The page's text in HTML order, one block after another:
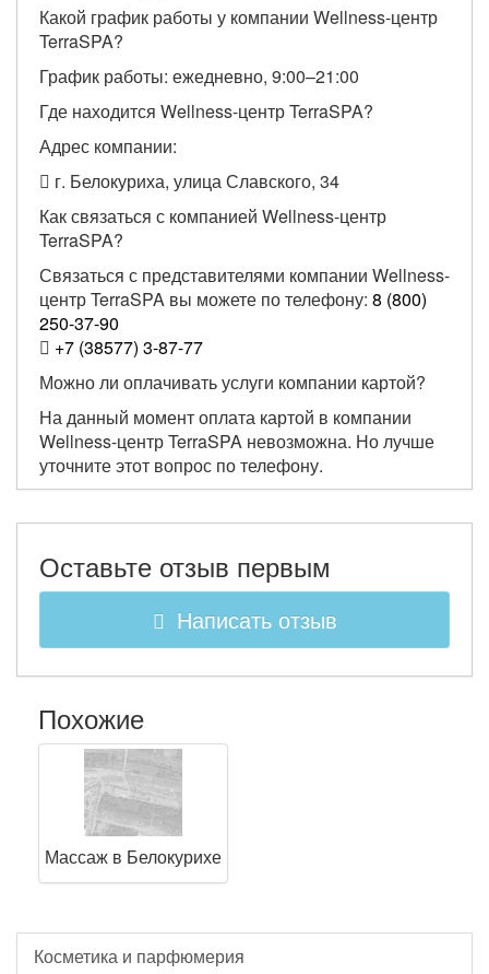
Какой график работы у компании Wellness-центр
TerraSPA?
График работы: ежедневно, 9:00–21:00
Где находится Wellness-центр TerraSPA?
Адрес компании:
г. Белокуриха, улица Славского, 34
Как связаться с компанией Wellness-центр
TerraSPA?
Связаться с представителями компании Wellness-
центр TerraSPA вы можете по телефону: 8 (800)
250-37-90
+7 (38577) 3-87-77
Можно ли оплачивать услуги компании картой?
На данный момент оплата картой в компании
Wellness-центр TerraSPA невозможна. Но лучше
уточните этот вопрос по телефону.
Оставьте отзыв первым
Написать отзыв
Похожие
Массаж в Белокурихе
Косметика и парфюмерия